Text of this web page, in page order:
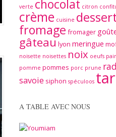
verte chocolat citron
crème cuisine
fromage fromager
gâteaulyon meringue
noisette noisettes noix oeufs
pomme pommes porc prune
savoie siphon spéculoos
A TABLE AVEC NOUS